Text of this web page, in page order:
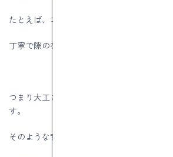
たとえば、コンセントやスイッチが入り組む
丁寧で隙のない施工が欠かせません。
つまり大工さんの誠意と腕次第で性能が左右
す。
そのような背景があるため、大工さんを外